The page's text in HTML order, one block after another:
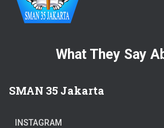
What They Say
SMAN 35 Jakarta
INSTAGRAM